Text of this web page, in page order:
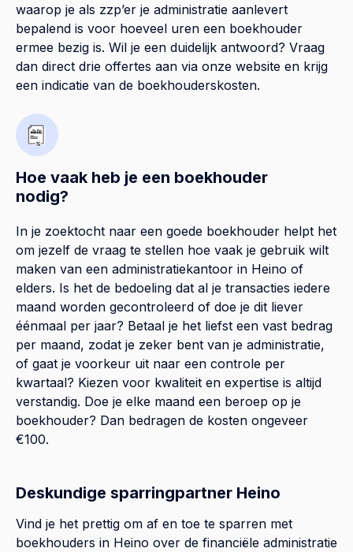
waarop je als zzp’er je administratie aanlevert
bepalend is voor hoeveel uren een boekhouder
ermee bezig is. Wil je een duidelijk antwoord? Vraag
dan direct drie offertes aan via onze website en krijg
een indicatie van de boekhouderskosten.
Hoe vaak heb je een boekhouder
nodig?
In je zoektocht naar een goede boekhouder helpt het
om jezelf de vraag te stellen hoe vaak je gebruik wilt
maken van een administratiekantoor in Heino of
elders. Is het de bedoeling dat al je transacties iedere
maand worden gecontroleerd of doe je dit liever
éénmaal per jaar? Betaal je het liefst een vast bedrag
per maand, zodat je zeker bent van je administratie,
of gaat je voorkeur uit naar een controle per
kwartaal? Kiezen voor kwaliteit en expertise is altijd
verstandig. Doe je elke maand een beroep op je
boekhouder? Dan bedragen de kosten ongeveer
€100.
Deskundige sparringpartner Heino
Vind je het prettig om af en toe te sparren met
boekhouders in Heino over de financiële administratie